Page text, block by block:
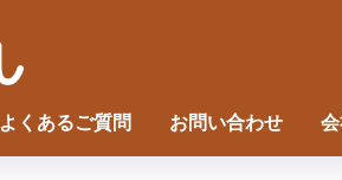
よくあるご質問 お問い合わせ